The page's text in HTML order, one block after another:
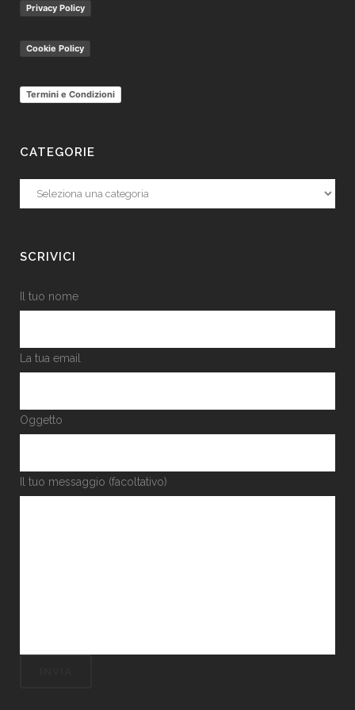
Privacy Policy
Cookie Policy
Termini e Condizioni
CATEGORIE
Categorie
SCRIVICI
Il tuo nome
La tua email
Oggetto
Il tuo messaggio (facoltativo)